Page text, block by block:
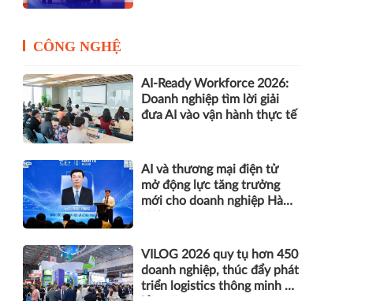
CÔNG NGHỆ
AI-Ready Workforce 2026:
Doanh nghiệp tìm lời giải
đưa AI vào vận hành thực tế
AI và thương mại điện tử
mở động lực tăng trưởng
mới cho doanh nghiệp Hà
VILOG 2026 quy tụ hơn 450
doanh nghiệp, thúc đẩy phát
triển logistics thông minh và